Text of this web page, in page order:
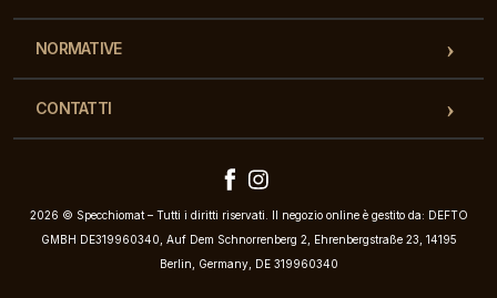
NORMATIVE
CONTATTI
2026 © Specchiomat – Tutti i diritti riservati. Il negozio online è gestito da: DEFTO
GMBH DE319960340, Auf Dem Schnorrenberg 2, Ehrenbergstraße 23, 14195
Berlin, Germany, DE 319960340